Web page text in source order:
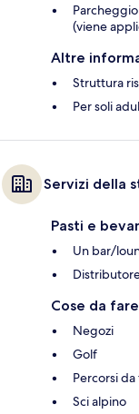
(viene
Altre
Struttura
Per soli
Servizi della
Pasti e
Un bar/
Cose da fare
Negozi
Golf
Percorsi
Sci alpino